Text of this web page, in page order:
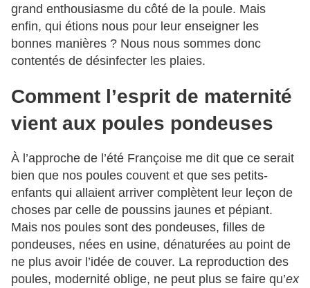
grand enthousiasme du côté de la poule. Mais
enfin, qui étions nous pour leur enseigner les
bonnes manières ? Nous nous sommes donc
contentés de désinfecter les plaies.
Comment l’esprit de maternité
vient aux poules pondeuses
À l’approche de l’été Françoise me dit que ce serait
bien que nos poules couvent et que ses petits-
enfants qui allaient arriver complètent leur leçon de
choses par celle de poussins jaunes et pépiant.
Mais nos poules sont des pondeuses, filles de
pondeuses, nées en usine, dénaturées au point de
ne plus avoir l’idée de couver. La reproduction des
poules, modernité oblige, ne peut plus se faire qu’ex